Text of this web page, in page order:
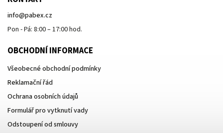
info@pabex.cz
Pon - Pá: 8:00 – 17:00 hod.
OBCHODNÍ INFORMACE
Všeobecné obchodní podmínky
Reklamační řád
Ochrana osobních údajů
Formulář pro vytknutí vady
Odstoupení od smlouvy